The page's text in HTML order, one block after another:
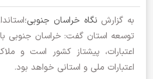
به گزارش نگاه خراسان جنوبی
اعتبارات، پیشتاز کشور است و
اعتبارات ملی و استانی خواهد بود.